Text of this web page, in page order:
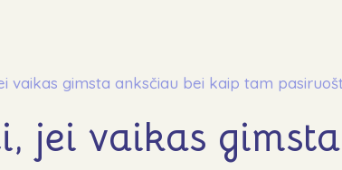
Ankstukų akcija
Ataskaitos ir
Įgyvendinti
vaikas gimsta anksčiau bei kaip tam
jei vaikas